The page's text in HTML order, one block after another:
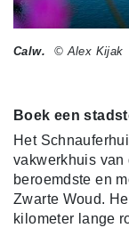
Calw. © Alex Kijak
Boek een
Het
vakwerkhuis van
beroemdste en
Zwarte Woud.
kilometer lange